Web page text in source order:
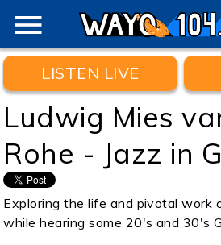
menu
LISTEN LIVE
Ludwig Mies
Rohe - Jazz in
Exploring the life and pivotal work
while hearing some 20's and 30's